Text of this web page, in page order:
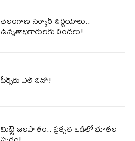
తెలంగాణ సర్కార్ నిర్ణయాలు..
ఉన్నతాధికారులకు నిందలు!
పీక్స్‌కు ఎల్‌ నినో!
మిట్టె జలపాతం.. ప్రకృతి ఒడిలో భూతల